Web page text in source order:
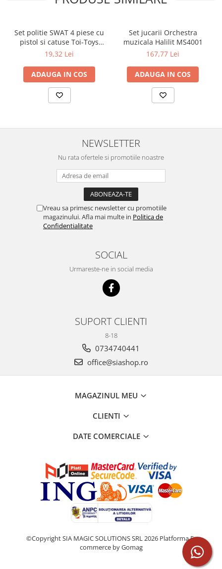
Set politie SWAT 4 piese cu
pistol si catuse Toi-Toys
TT14150A
19,32 Lei
ADAUGA IN COS
Set jucarii Orchestra
muzicala Halilit MS4001
167,77 Lei
ADAUGA IN COS
NEWSLETTER
Nu rata ofertele si promotiile noastre
Vreau sa primesc newsletter cu promotiile
magazinului. Afla mai multe in Politica de
Confidentialitate
SOCIAL
Urmareste-ne in social media
SUPORT CLIENTI
8-18
0734740441
office@siashop.ro
MAGAZINUL MEU
CLIENTI
DATE COMERCIALE
©Copyright SIA MAGIC SOLUTIONS SRL 2026 Platforma E-
commerce by Gomag